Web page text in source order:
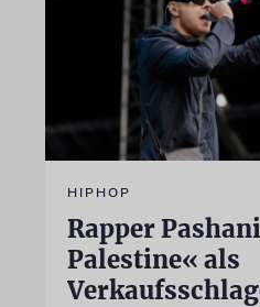
HIPHOP
Rapper
Palestine« als